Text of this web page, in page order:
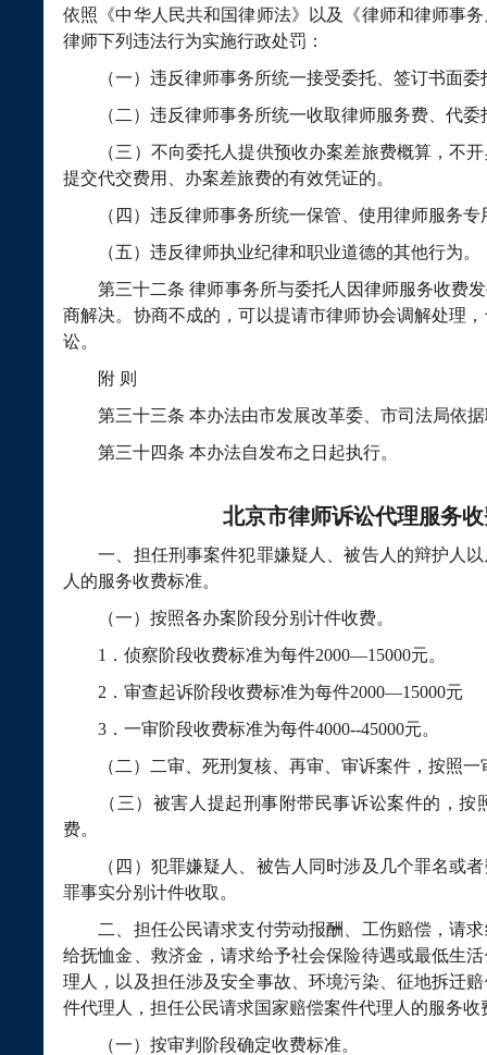
依照《中华人民共和国律师法》以及《律师和律师事
律师下列违法行为实施行政处罚：
（一）违反律师事务所统一接受委托、签订书面委
（二）违反律师事务所统一收取律师服务费、代委
（三）不向委托人提供预收办案差旅费概算，不开
提交代交费用、办案差旅费的有效凭证的。
（四）违反律师事务所统一保管、使用律师服务专
（五）违反律师执业纪律和职业道德的其他行为。
第三十二条 律师事务所与委托人因律师服务收费
商解决。协商不成的，可以提请市律师协会调解处理
讼。
附 则
第三十三条 本办法由市发展改革委、市司法局依
第三十四条 本办法自发布之日起执行。
北京市律师诉讼代理服务
一、担任刑事案件犯罪嫌疑人、被告人的辩护人以
人的服务收费标准。
（一）按照各办案阶段分别计件收费。
1 ．侦察阶段收费标准为每件2000—15000元。
2 ．审查起诉阶段收费标准为每件2000—15000元
3 ．一审阶段收费标准为每件4000--45000元。
（二）二审、死刑复核、再审、审诉案件，按照一
（三）被害人提起刑事附带民事诉讼案件的，按
费。
（四）犯罪嫌疑人、被告人同时涉及几个罪名或者
罪事实分别计件收取。
二、担任公民请求支付劳动报酬、工伤赔偿，请求
给抚恤金、救济金，请求给予社会保险待遇或最低生
理人，以及担任涉及安全事故、环境污染、征地拆迁
件代理人，担任公民请求国家赔偿案件代理人的服务收
（一）按审判阶段确定收费标准。